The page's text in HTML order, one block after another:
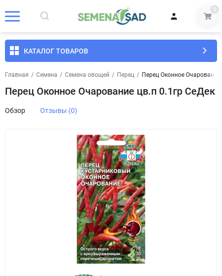
0
КАТАЛОГ ТОВАРОВ
Главная / Семена / Семена овощей / Перец / Перец Оконное
Перец Оконное Очарование цв.п 0.1гр СеДек
Обзор Отзывы (0)